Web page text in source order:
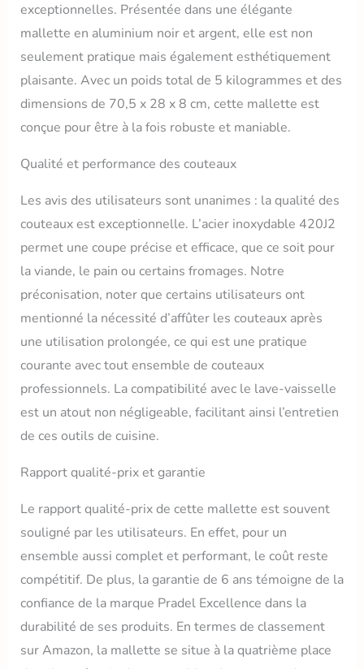
Rangement Pratique :
Livrée dans une mallette
en aluminium noir, finition
mate, pour un rangement
et un transport faciles,
tout en protégeant vos
outils Entretien Facile :
Les couteaux sont
vaisselle, simplifiant leur
garantissant une hygiène
parfaite
exceptionnelles. Présentée dans une élégante
mallette en aluminium noir et argent, elle est non
seulement pratique mais également esthétiquement
plaisante. Avec un poids total de 5 kilogrammes et des
dimensions de 70,5 x 28 x 8 cm, cette mallette est
conçue pour être à la fois robuste et maniable.
Qualité et performance des couteaux
Les avis des utilisateurs sont unanimes : la qualité des
couteaux est exceptionnelle. L’acier inoxydable 420J2
permet une coupe précise et efficace, que ce soit pour
la viande, le pain ou certains fromages. Notre
préconisation, noter que certains utilisateurs ont
mentionné la nécessité d’affûter les couteaux après
une utilisation prolongée, ce qui est une pratique
courante avec tout ensemble de couteaux
professionnels. La compatibilité avec le lave-vaisselle
est un atout non négligeable, facilitant ainsi l’entretien
de ces outils de cuisine.
Rapport qualité-prix et garantie
Le rapport qualité-prix de cette mallette est souvent
souligné par les utilisateurs. En effet, pour un
ensemble aussi complet et performant, le coût reste
compétitif. De plus, la garantie de 6 ans témoigne de la
confiance de la marque Pradel Excellence dans la
durabilité de ses produits. En termes de classement
sur Amazon, la mallette se situe à la quatrième place